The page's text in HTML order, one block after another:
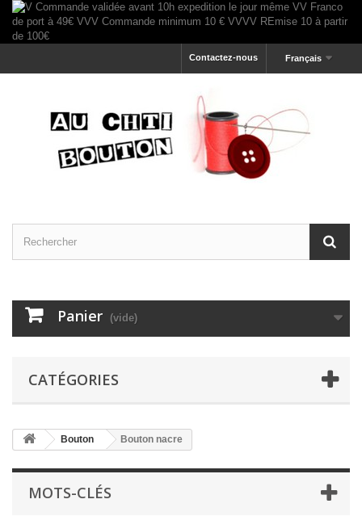
Français
Contactez-nous
Panier (vide)
CATÉGORIES
Bouton Bouton nacre
MOTS-CLÉS